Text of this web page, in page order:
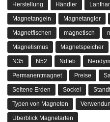
Herstellung Händler
Magnetangeln Magnetangler
Magnetfischen magnetisch
Magnetismus Magnetspeicher
N35 N52 Ndfeb Neodym
Permanentmagnet Preise
Seltene Erden Sockel
Typen von Magneten
Überblick Magnetarten